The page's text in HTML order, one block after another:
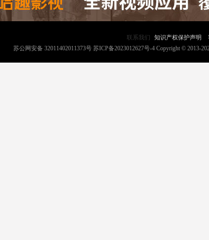
联系我们 知识产权保护声明
苏公网安备 32011402011373号 苏ICP备2023012627号-4Copyright © 2013-